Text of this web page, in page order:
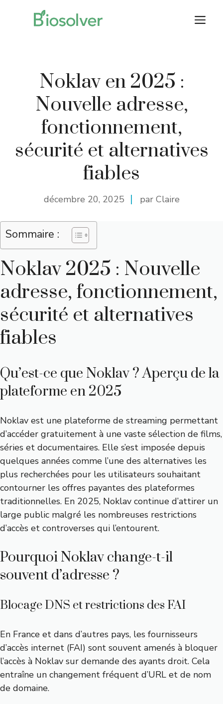
Noklav en 2025 :
Nouvelle adresse,
fonctionnement,
sécurité et alternatives
fiables
décembre 20, 2025 par Claire
Sommaire :
Noklav 2025 : Nouvelle
adresse, fonctionnement,
sécurité et alternatives
fiables
Qu’est-ce que Noklav ? Aperçu de la
plateforme en 2025
Noklav est une plateforme de streaming permettant
d’accéder gratuitement à une vaste sélection de films,
séries et documentaires. Elle s’est imposée depuis
quelques années comme l’une des alternatives les
plus recherchées pour les utilisateurs souhaitant
contourner les offres payantes des plateformes
traditionnelles. En 2025, Noklav continue d’attirer un
large public malgré les nombreuses restrictions
d’accès et controverses qui l’entourent.
Pourquoi Noklav change-t-il
souvent d’adresse ?
Blocage DNS et restrictions des FAI
En France et dans d’autres pays, les fournisseurs
d’accès internet (FAI) sont souvent amenés à bloquer
l’accès à Noklav sur demande des ayants droit. Cela
entraîne un changement fréquent d’URL et de nom
de domaine.